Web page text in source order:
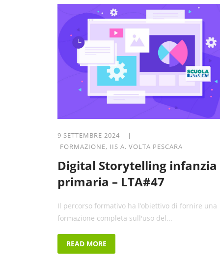
9 SETTEMBRE 2024 |
FORMAZIONE, IIS A. VOLTA PESCARA
Digital Storytelling infanzia
primaria – LTA#47
Il percorso formativo ha l’obiettivo di fornire una
formazione completa sull'uso del...
READ MORE